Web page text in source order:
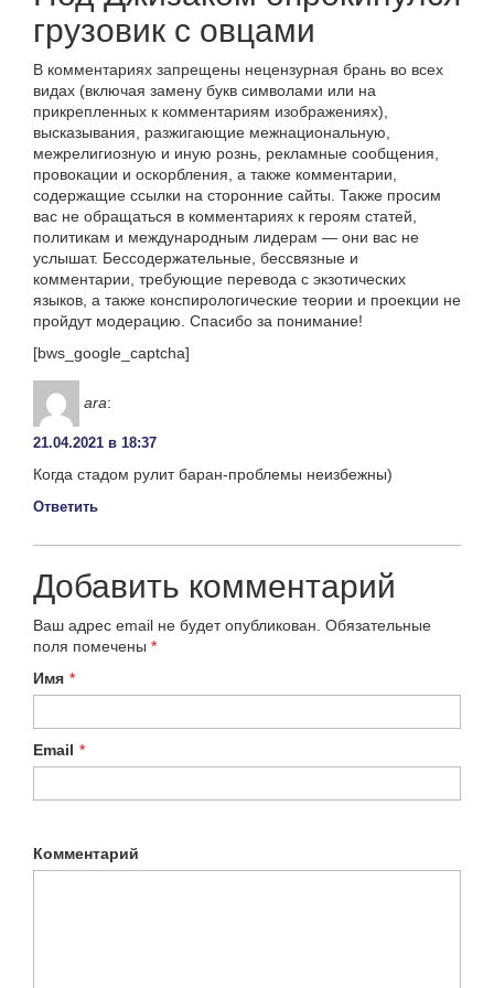
грузовик с овцами
В комментариях запрещены нецензурная брань во всех
видах (включая замену букв символами или на
прикрепленных к комментариям изображениях),
высказывания, разжигающие межнациональную,
межрелигиозную и иную рознь, рекламные сообщения,
провокации и оскорбления, а также комментарии,
содержащие ссылки на сторонние сайты. Также просим
вас не обращаться в комментариях к героям статей,
политикам и международным лидерам — они вас не
услышат. Бессодержательные, бессвязные и
комментарии, требующие перевода с экзотических
языков, а также конспирологические теории и проекции не
пройдут модерацию. Спасибо за понимание!
[bws_google_captcha]
ara:
21.04.2021 в 18:37
Когда стадом рулит баран-проблемы неизбежны)
Ответить
Добавить комментарий
Ваш адрес email не будет опубликован. Обязательные
поля помечены *
Имя *
Email *
Комментарий